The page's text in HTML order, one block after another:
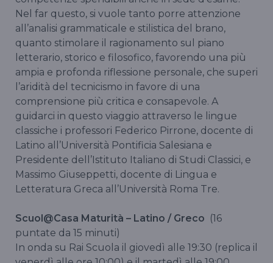
Nel far questo, si vuole tanto porre attenzione
all’analisi grammaticale e stilistica del brano,
quanto stimolare il ragionamento sul piano
letterario, storico e filosofico, favorendo una più
ampia e profonda riflessione personale, che superi
l’aridità del tecnicismo in favore di una
comprensione più critica e consapevole. A
guidarci in questo viaggio attraverso le lingue
classiche i professori Federico Pirrone, docente di
Latino all’Università Pontificia Salesiana e
Presidente dell’Istituto Italiano di Studi Classici, e
Massimo Giuseppetti, docente di Lingua e
Letteratura Greca all’Università Roma Tre.
Scuol@Casa Maturità – Latino / Greco (16
puntate da 15 minuti)
In onda su Rai Scuola il giovedì alle 19:30 (replica il